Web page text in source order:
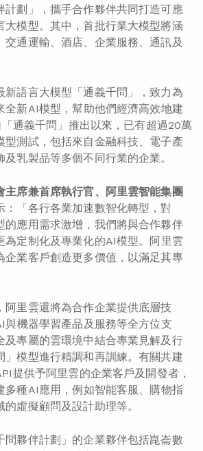
計劃」，攜手合作夥伴共同打造可應
大模型。其中，首批行業大模型將涵
交通運輸、酒店、企業服務、通訊及
新語言大模型「通義千問」，致力為
全新AI模型，幫助他們經濟高效地建
通義千問」推出以來，已有超過20萬
型測試，包括來自金融科技、電子產
乳製品等多個不同行業的企業。
主席兼首席執行官、阿里雲智能集團
：「各行各業加速數智化轉型，對
的應用需求激增，我們將與合作夥伴
為定制化及專業化的AI模型。阿里雲
企業客戶創造更多價值，以滿足其專
阿里雲還將為合作企業提供底層技
與機器學習產品及服務等全方位支
及專屬的雲環境中結合專業見解及行
」模型進行精調和再訓練。有關共建
提供予阿里雲的企業客戶及開發者，
多種AI應用，例如智能客服、購物指
虛擬顧問及設計助理等。
問夥伴計劃」的企業夥伴包括崑崙數